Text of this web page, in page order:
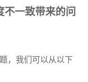
不一致带来的问
，我们可以从以下